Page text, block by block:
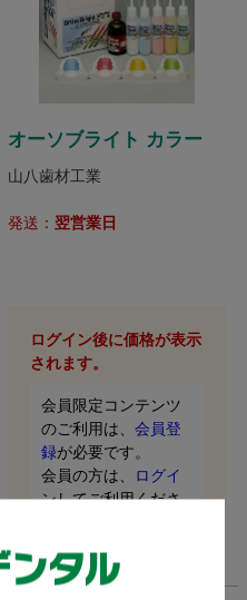
オーソブライト カラー
山八歯材工業
発送： 翌営業日
ログイン後に価格が表示
されます。
会員限定コンテンツ
のご利用は、 会員登
録が必要です。
会員の方は、
ログイ
ンしてご利用くださ